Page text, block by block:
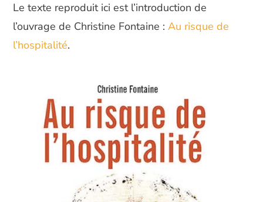
Le texte reproduit ici est l’introduction de
l’ouvrage de Christine Fontaine :Au risque de
l’hospitalité.